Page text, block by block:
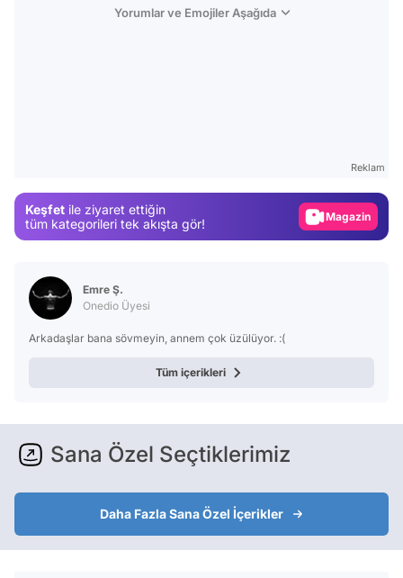
Yorumlar ve Emojiler Aşağıda
Reklam
Keşfet ile ziyaret ettiğin
tüm kategorileri tek akışta gör!
Magazin
Emre Ş.
Onedio Üyesi
Arkadaşlar bana sövmeyin, annem çok üzülüyor. :(
Tüm içerikleri
Sana Özel Seçtiklerimiz
Daha Fazla Sana Özel İçerikler